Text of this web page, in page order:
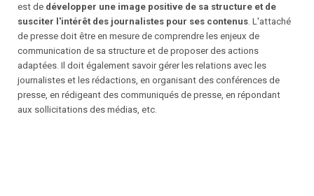
est de développer une image positive de sa structure et de
susciter l'intérêt des journalistes pour ses contenus . L'attaché
de presse doit être en mesure de comprendre les enjeux de
communication de sa structure et de proposer des actions
adaptées. Il doit également savoir gérer les relations avec les
journalistes et les rédactions, en organisant des conférences de
presse, en rédigeant des communiqués de presse, en répondant
aux sollicitations des médias, etc.